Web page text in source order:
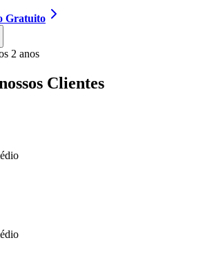
Gratuito
2 anos
Clientes